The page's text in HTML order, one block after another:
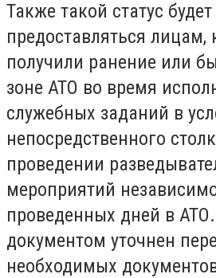
Также такой статус будет
предоставляться лицам,
получили ранение или
зоне АТО во время
служебных заданий в
непосредственного
проведении
мероприятий
проведенных дней в
документом уточнен
необходимых